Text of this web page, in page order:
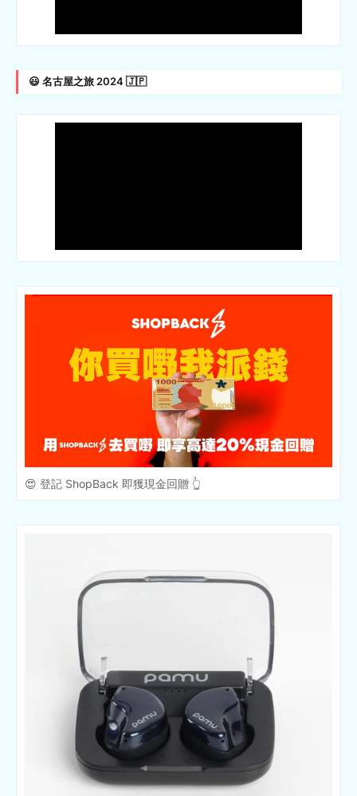
😃 名古屋之旅 2024 🇯🇵
😍 登記 ShopBack 即獲現金回贈 👆